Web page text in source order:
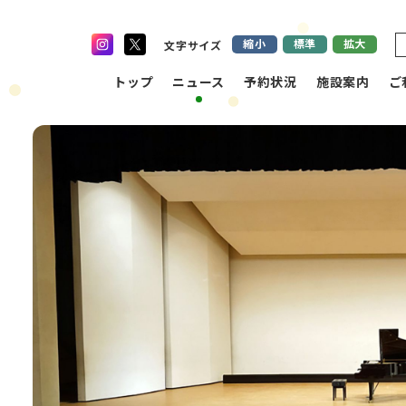
文字サイズ 縮小 標準 拡大
トップ ニュース 予約状況 施設案内